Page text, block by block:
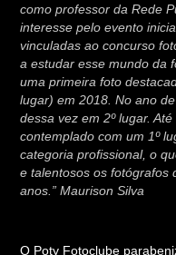
como professor da Rede
interesse pelo evento
vinculadas ao concurso
a estudar esse mundo da
uma primeira foto
lugar) em 2018. No ano
dessa vez em 2º lugar.
contemplado com um 1º
categoria profissional, o
e talentosos os fotógrafos
anos.” Maurison Silva
O Poty Fotoclube